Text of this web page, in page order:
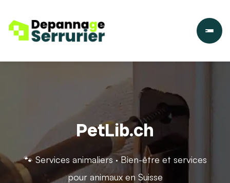
PetLib.ch
🐾 Services animaliers · Bien-être et services
pour animaux en Suisse